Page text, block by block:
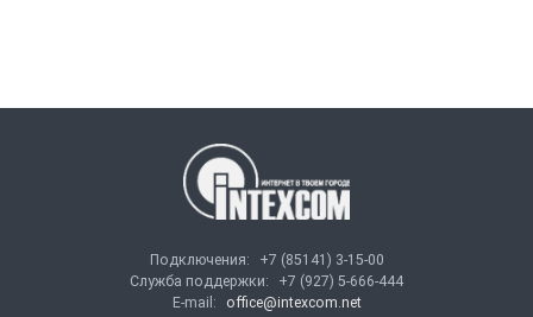
Подключения:
+7 (85141) 3-15-00
Служба поддержки:
+7 (927) 5-666-444
E-mail:
office@intexcom.net